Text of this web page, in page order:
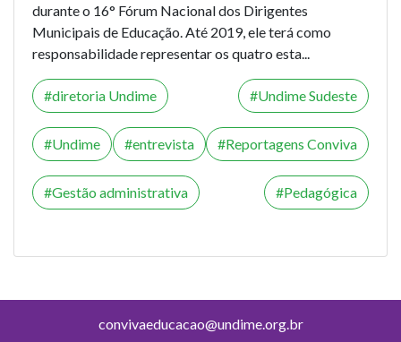
durante o 16° Fórum Nacional dos Dirigentes
Municipais de Educação. Até 2019, ele terá como
responsabilidade representar os quatro esta...
diretoria Undime Undime Sudeste
Undime entrevista Reportagens Conviva
Gestão administrativa Pedagógica
convivaeducacao@undime.org.br